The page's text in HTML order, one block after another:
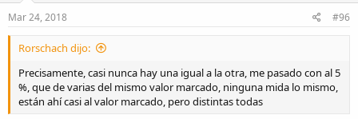
Mar 24, 2018 #96
Rorschach dijo:
Precisamente, casi nunca hay una igual a la otra, me pasado con al 5
%, que de varias del mismo valor marcado, ninguna mida lo mismo,
están ahí casi al valor marcado, pero distintas todas